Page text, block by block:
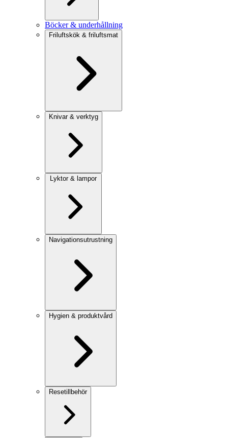
Böcker & underhållning
Friluftskök & friluftsmat
Knivar & verktyg
Lyktor & lampor
Navigationsutrustning
Hygien & produktvård
Resetillbehör